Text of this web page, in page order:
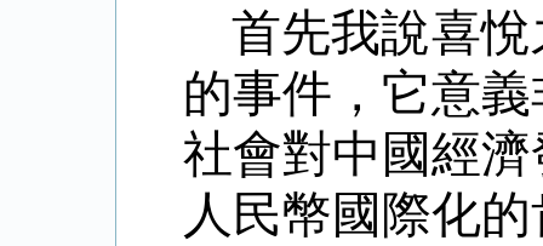
首先我說喜
的事件，它意
社會對中國經
人民幣國際化